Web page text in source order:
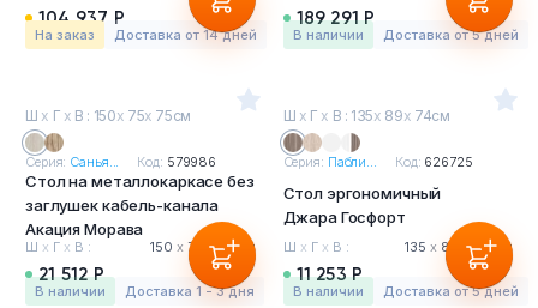
104 937 Р
На заказ Доставка от 14 дней
189 291 Р
в наличии Доставка от 5 дней
Ш х Г х В : 150х 75х 75см
Серия: Санья... Код: 579986
Стол на металлокаркасе без
заглушек кабель-канала
Акация Морава
Ш х Г х В : 150 х75 х75 см
21 512 Р
в наличии Доставка 1 - 3 дня
Ш х Г х В : 135х 89х 74см
Серия: Пабли... Код: 626725
Стол эргономичный
Джара Госфорт
Ш х Г х В : 135 х 89 х74 см
11 253 Р
в наличии Доставка от 5 дней